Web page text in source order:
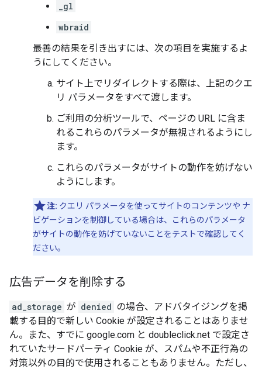
_gl
wbraid
最善の結果を引き出すには、次の項目を実施するよ
うにしてください。
サイト上でリダイレクトする際は、上記のクエ
リ パラメータをすべて渡します。
ご利用の分析ツールで、ページの URL に含ま
れるこれらのパラメータが無視されるようにし
ます。
これらのパラメータがサイトの動作を妨げない
ようにします。
注: クエリ パラメータを使ってサイトのコンテンツや ナ
ビゲーションを制御している場合は、これらのパラメータ
がサイトの動作を妨げていないことをテストで確認してく
ださい。
広告データを削除する
ad_storage が denied の場合、アドバタイジングを掲
載する目的で新しい Cookie が設定されることはありませ
ん。また、すでに google.com と doubleclick.net で設定さ
れていたサードパーティ Cookie が、スパムや不正行為の
対策以外の目的で使用されることもありません。ただし、